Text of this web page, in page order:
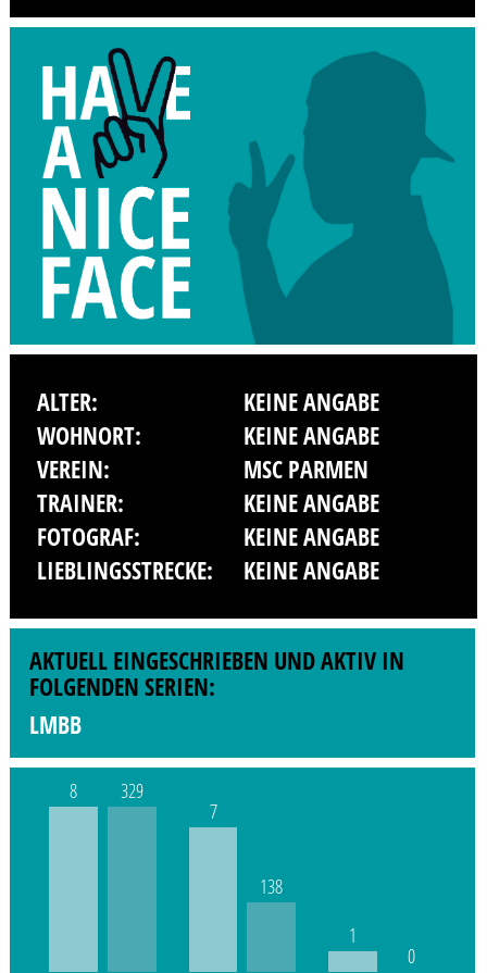
ALTER:
KEINE ANGABE
WOHNORT:
KEINE ANGABE
VEREIN:
MSC PARMEN
TRAINER:
KEINE ANGABE
FOTOGRAF:
KEINE ANGABE
LIEBLINGSSTRECKE:
KEINE ANGABE
AKTUELL EINGESCHRIEBEN UND AKTIV IN
FOLGENDEN SERIEN:
LMBB
8 329
7
138
1
0